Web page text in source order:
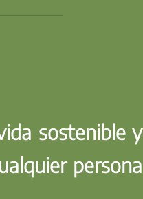
sostenible y
persona